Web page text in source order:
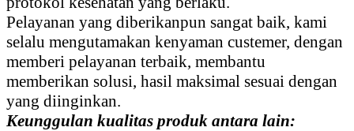
Pelayanan yang diberikanpun sangat baik, kami
selalu mengutamakan kenyaman custemer, dengan
memberi pelayanan terbaik, membantu
memberikan solusi, hasil maksimal sesuai dengan
yang diinginkan.
Keunggulan kualitas produk antara lain: